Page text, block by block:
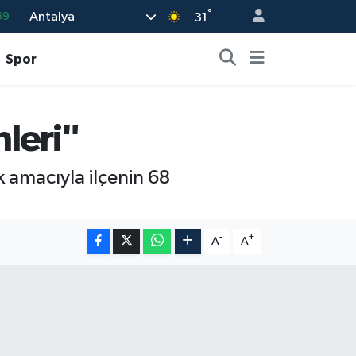
Antalya 31 °
Spor
amacıyla ilçenin 68
A- A+